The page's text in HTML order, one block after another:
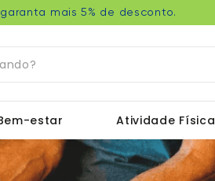
mais 5% de desconto.
estar Atividade Física